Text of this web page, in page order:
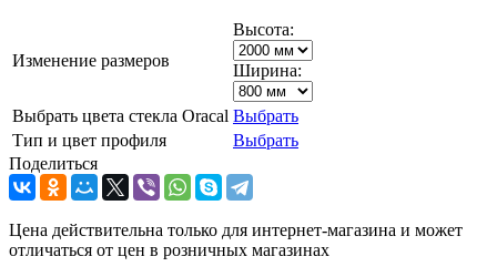
Изменение размеров
Высота:
Ширина:
Выбрать цвета стекла Oracal Выбрать
Тип и цвет профиля
Выбрать
Поделиться
Цена действительна только для интернет-магазина и может
отличаться от цен в розничных магазинах